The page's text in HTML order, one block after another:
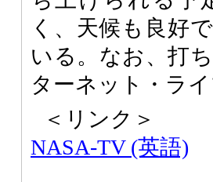
く、天候も良好
いる。なお、打
ターネット・ラ
＜リンク＞
NASA-TV (英語)